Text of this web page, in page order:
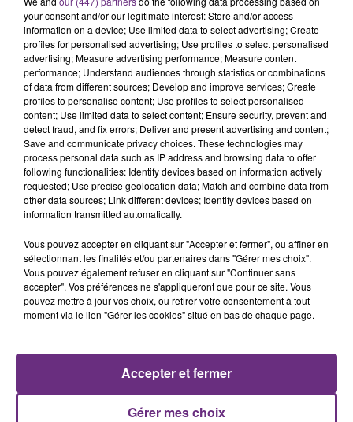
fin de matinée sur l'A34.
TITRES DIFFUSÉS
16h45
16h45
TEMPER CITY
Self Aware
16h41
16h41
LADY GAGA
Paparazzi
16h38
16h38 16h30
16h30
your consent and/or our legitimate interest: Store and/or access
information on a device; Use limited data to select advertising; Create
profiles for personalised advertising; Use profiles to select personalised
advertising; Measure advertising performance; Measure content
performance; Understand audiences through statistics or combinations
of data from different sources; Develop and improve services; Create
profiles to personalise content; Use profiles to select personalised
content; Use limited data to select content; Ensure security, prevent and
detect fraud, and fix errors; Deliver and present advertising and content;
Save and communicate privacy choices. These technologies may
process personal data such as IP address and browsing data to offer
following functionalities: Identify devices based on information actively
requested; Use precise geolocation data; Match and combine data from
other data sources; Link different devices; Identify devices based on
information transmitted automatically.
Vous pouvez accepter en cliquant sur "Accepter et fermer", ou affiner en
sélectionnant les finalités et/ou partenaires dans "Gérer mes choix".
Vous pouvez également refuser en cliquant sur "Continuer sans
accepter". Vos préférences ne s'appliqueront que pour ce site. Vous
pouvez mettre à jour vos choix, ou retirer votre consentement à tout
moment via le lien "Gérer les cookies" situé en bas de chaque page.
Gérer mes choix
Accepter et fermer